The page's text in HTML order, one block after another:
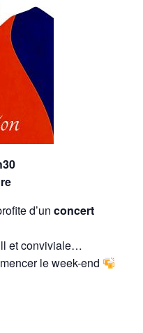
d’un concert
et conviviale…
le week-end